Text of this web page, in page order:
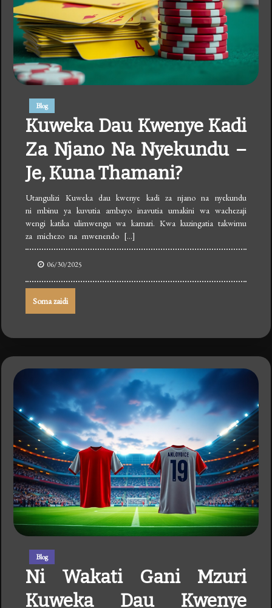
Blog
Kuweka Dau Kwenye Kadi
Za Njano Na Nyekundu –
Je, Kuna Thamani?
Utangulizi Kuweka dau kwenye kadi za njano na nyekundu
ni mbinu ya kuvutia ambayo inavutia umakini wa wachezaji
wengi katika ulimwengu wa kamari. Kwa kuzingatia takwimu
za michezo na mwenendo […]
06/30/2025
Soma zaidi
Blog
Ni Wakati Gani Mzuri
Kuweka Dau Kwenye